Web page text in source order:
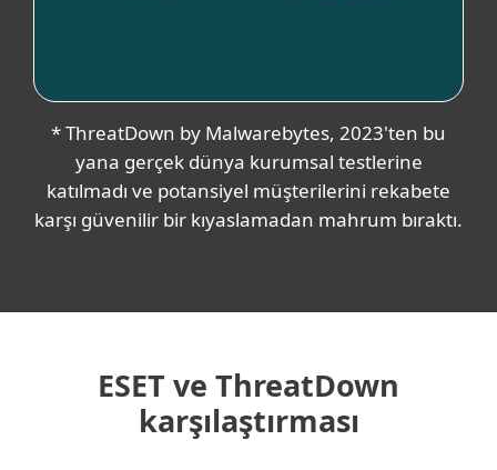
* ThreatDown by Malwarebytes, 2023'ten bu
yana gerçek dünya kurumsal testlerine
katılmadı ve potansiyel müşterilerini rekabete
karşı güvenilir bir kıyaslamadan mahrum bıraktı.
ESET ve ThreatDown
karşılaştırması